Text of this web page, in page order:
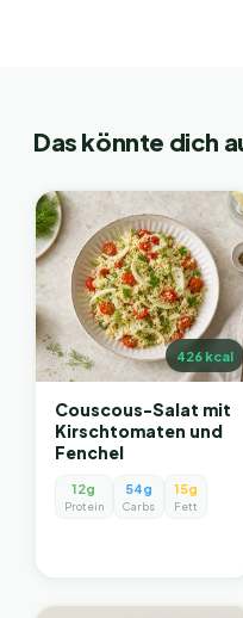
Das könnte dich
426kcal
Couscous-Salat mit
Kirschtomaten und
Fenchel
12g
Protein
54g
Carbs
15g
Fett